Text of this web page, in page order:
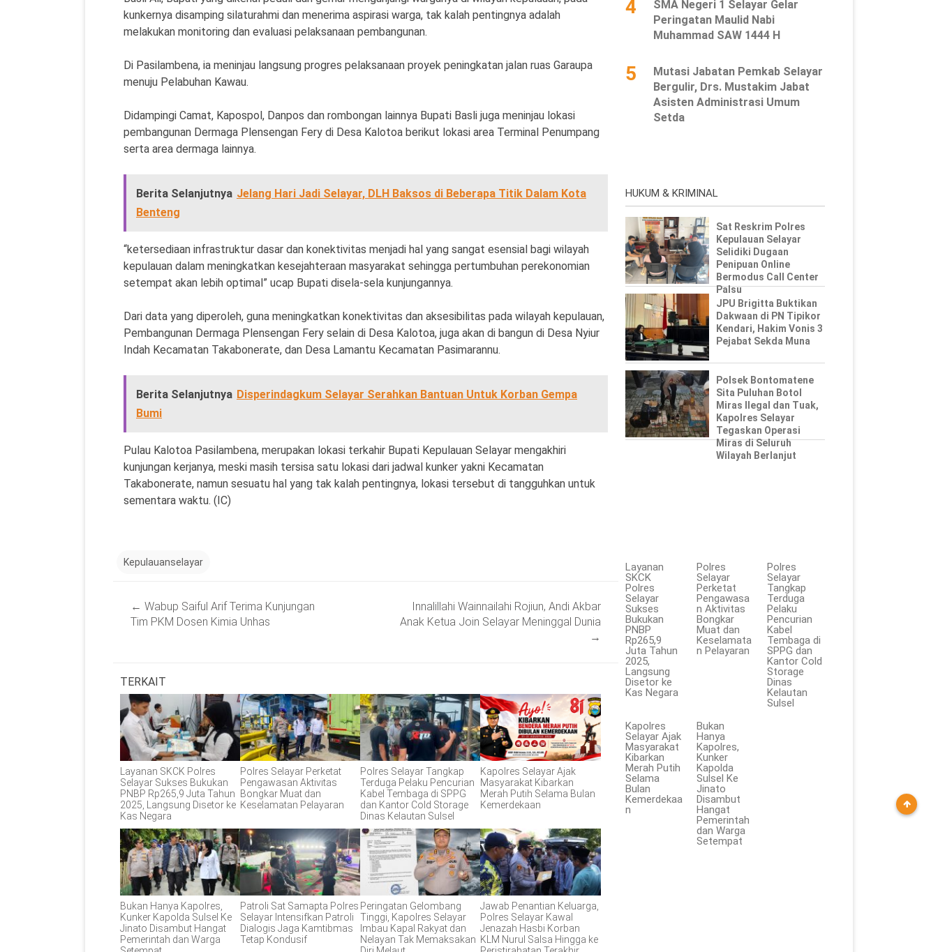
kunkernya disamping silaturahmi dan menerima aspirasi warga, tak kalah pentingnya adalah
melakukan monitoring dan evaluasi pelaksanaan pembangunan.
Di Pasilambena, ia meninjau langsung progres pelaksanaan proyek peningkatan jalan ruas Garaupa
menuju Pelabuhan Kawau.
Didampingi Camat, Kapospol, Danpos dan rombongan lainnya Bupati Basli juga meninjau lokasi
pembangunan Dermaga Plensengan Fery di Desa Kalotoa berikut lokasi area Terminal Penumpang
serta area dermaga lainnya.
Berita Selanjutnya Jelang Hari Jadi Selayar, DLH Baksos di Beberapa Titik Dalam Kota
Benteng
“ketersediaan infrastruktur dasar dan konektivitas menjadi hal yang sangat esensial bagi wilayah
kepulauan dalam meningkatkan kesejahteraan masyarakat sehingga pertumbuhan perekonomian
setempat akan lebih optimal” ucap Bupati disela-sela kunjungannya.
Dari data yang diperoleh, guna meningkatkan konektivitas dan aksesibilitas pada wilayah kepulauan,
Pembangunan Dermaga Plensengan Fery selain di Desa Kalotoa, juga akan di bangun di Desa Nyiur
Indah Kecamatan Takabonerate, dan Desa Lamantu Kecamatan Pasimarannu.
Berita Selanjutnya Disperindagkum Selayar Serahkan Bantuan Untuk Korban Gempa
Bumi
Pulau Kalotoa Pasilambena, merupakan lokasi terkahir Bupati Kepulauan Selayar mengakhiri
kunjungan kerjanya, meski masih tersisa satu lokasi dari jadwal kunker yakni Kecamatan
Takabonerate, namun sesuatu hal yang tak kalah pentingnya, lokasi tersebut di tangguhkan untuk
sementara waktu. (IC)
Kepulauanselayar
navigation
← Wabup Saiful Arif Terima Kunjungan
Tim PKM Dosen Kimia Unhas
Innalillahi Wainnailahi Rojiun, Andi Akbar
Anak Ketua Join Selayar Meninggal Dunia
→
TERKAIT
Layanan SKCK Polres
Selayar Sukses Bukukan
PNBP Rp265,9 Juta Tahun
2025, Langsung Disetor ke
Kas Negara
Polres Selayar Perketat
Pengawasan Aktivitas
Bongkar Muat dan
Keselamatan Pelayaran
Polres Selayar Tangkap
Terduga Pelaku Pencurian
Kabel Tembaga di SPPG
dan Kantor Cold Storage
Dinas Kelautan Sulsel
Kapolres Selayar Ajak
Masyarakat Kibarkan
Merah Putih Selama Bulan
Kemerdekaan
Bukan Hanya Kapolres,
Kunker Kapolda Sulsel Ke
Jinato Disambut Hangat
Pemerintah dan Warga
Patroli Sat Samapta Polres
Selayar Intensifkan Patroli
Dialogis Jaga Kamtibmas
Tetap Kondusif
Peringatan Gelombang
Tinggi, Kapolres Selayar
Imbau Kapal Rakyat dan
Nelayan Tak Memaksakan
Jawab Penantian Keluarga,
Polres Selayar Kawal
Jenazah Hasbi Korban
KLM Nurul Salsa Hingga ke
4
SMA Negeri 1 Selayar Gelar
Peringatan Maulid Nabi
Muhammad SAW 1444 H
5
Mutasi Jabatan Pemkab Selayar
Bergulir, Drs. Mustakim Jabat
Asisten Administrasi Umum
Setda
HUKUM & KRIMINAL
Sat Reskrim Polres
Kepulauan Selayar
Selidiki Dugaan
Penipuan Online
Bermodus Call Center
Palsu
JPU Brigitta Buktikan
Dakwaan di PN Tipikor
Kendari, Hakim Vonis 3
Pejabat Sekda Muna
Polsek Bontomatene
Sita Puluhan Botol
Miras Ilegal dan Tuak,
Kapolres Selayar
Tegaskan Operasi
Miras di Seluruh
Wilayah Berlanjut
Layanan
SKCK
Polres
Selayar
Sukses
Bukukan
PNBP
Rp265,9
Juta Tahun
2025,
Langsung
Disetor ke
Kas Negara
Polres
Selayar
Perketat
Pengawasa
n Aktivitas
Bongkar
Muat dan
Keselamata
n Pelayaran
Polres
Selayar
Tangkap
Terduga
Pelaku
Pencurian
Kabel
Tembaga di
SPPG dan
Kantor Cold
Storage
Dinas
Kelautan
Sulsel
Kapolres
Selayar Ajak
Masyarakat
Kibarkan
Merah Putih
Selama
Bulan
Kemerdekaa
n
Bukan
Hanya
Kapolres,
Kunker
Kapolda
Sulsel Ke
Jinato
Disambut
Hangat
Pemerintah
dan Warga
Setempat